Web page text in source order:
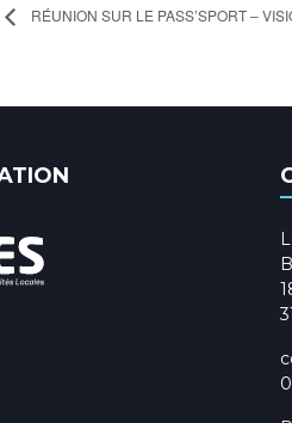
RÉUNION SUR LE PASS’SPORT –